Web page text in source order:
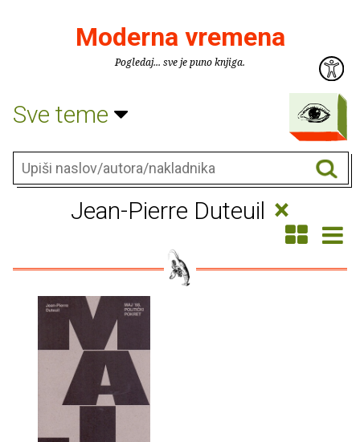
Moderna vremena
Pogledaj... sve je puno knjiga.
Sve teme
Jean-Pierre Duteuil ×